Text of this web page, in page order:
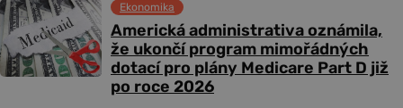
Americká administrativa oznámila,
že ukončí program mimořádných
dotací pro plány Medicare Part D již
po roce 2026
Ekonomika